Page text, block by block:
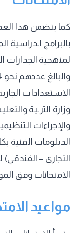
كما يتضمن هذا
بالبرامج الدراسية
لمنهجية
الاستعدادات
وزارة التربية
والإجراءات
الدبلومات الفنية
الامتحانات وفق
مواعيد